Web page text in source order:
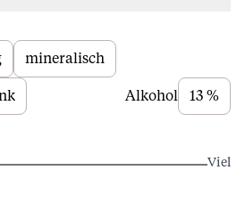
mineralisch
Alkohol 13 %
Viel